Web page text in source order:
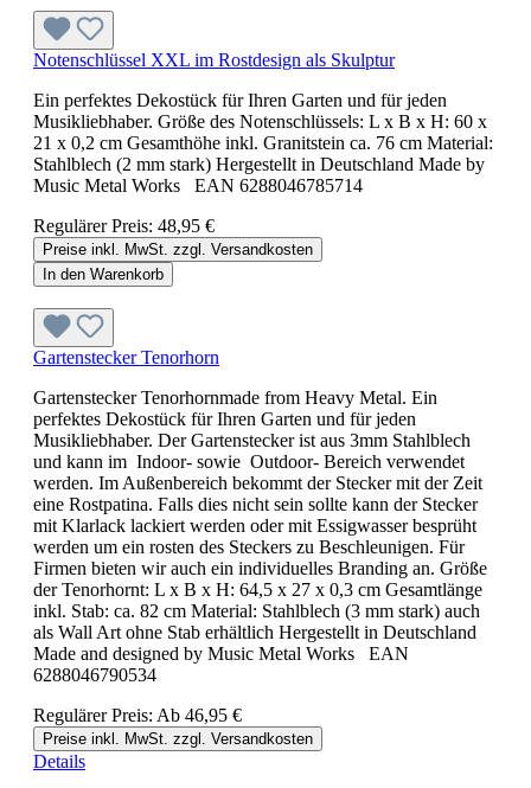
Notenschlüssel XXL im Rostdesign als Skulptur
Ein perfektes Dekostück für Ihren Garten und für jeden
Musikliebhaber. Größe des Notenschlüssels: L x B x H: 60 x
21 x 0,2 cm Gesamthöhe inkl. Granitstein ca. 76 cm Material:
Stahlblech (2 mm stark) Hergestellt in Deutschland Made by
Music Metal Works EAN 6288046785714
Regulärer Preis: 48,95 €
Preise inkl. MwSt. zzgl. Versandkosten
In den Warenkorb
Gartenstecker Tenorhorn
Gartenstecker Tenorhornmade from Heavy Metal. Ein
perfektes Dekostück für Ihren Garten und für jeden
Musikliebhaber. Der Gartenstecker ist aus 3mm Stahlblech
und kann im Indoor- sowie Outdoor- Bereich verwendet
werden. Im Außenbereich bekommt der Stecker mit der Zeit
eine Rostpatina. Falls dies nicht sein sollte kann der Stecker
mit Klarlack lackiert werden oder mit Essigwasser besprüht
werden um ein rosten des Steckers zu Beschleunigen. Für
Firmen bieten wir auch ein individuelles Branding an. Größe
der Tenorhornt: L x B x H: 64,5 x 27 x 0,3 cm Gesamtlänge
inkl. Stab: ca. 82 cm Material: Stahlblech (3 mm stark) auch
als Wall Art ohne Stab erhältlich Hergestellt in Deutschland
Made and designed by Music Metal Works EAN
6288046790534
Regulärer Preis: Ab 46,95 €
Preise inkl. MwSt. zzgl. Versandkosten
Details